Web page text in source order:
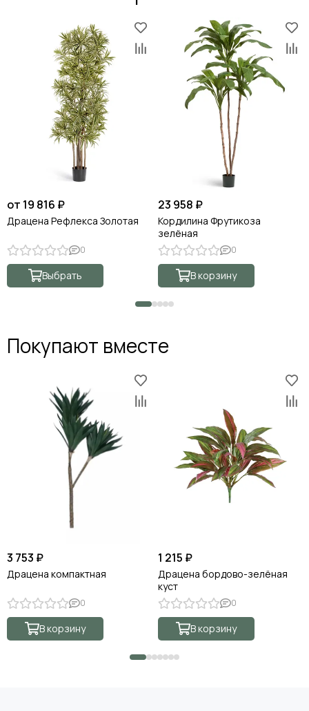
от 19 816 ₽
Драцена Рефлекса Золотая
0
Выбрать
23 958 ₽
Кордилина Фрутикоза
зелёная
0
В корзину
Покупают вместе
3 753 ₽
Драцена компактная
0
В корзину
1 215 ₽
Драцена бордово-зелёная
куст
0
В корзину